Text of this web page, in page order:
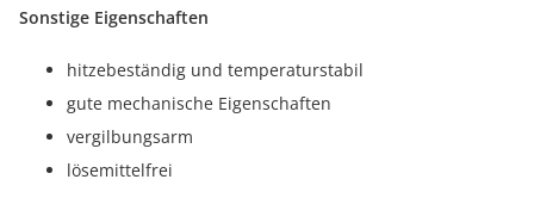
Sonstige Eigenschaften
hitzebeständig und temperaturstabil
gute mechanische Eigenschaften
vergilbungsarm
lösemittelfrei